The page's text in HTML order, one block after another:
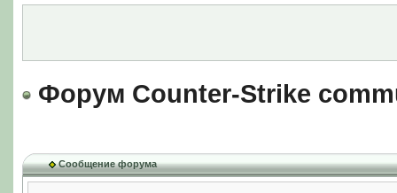
Форум Counter-Strike
Сообщение форума